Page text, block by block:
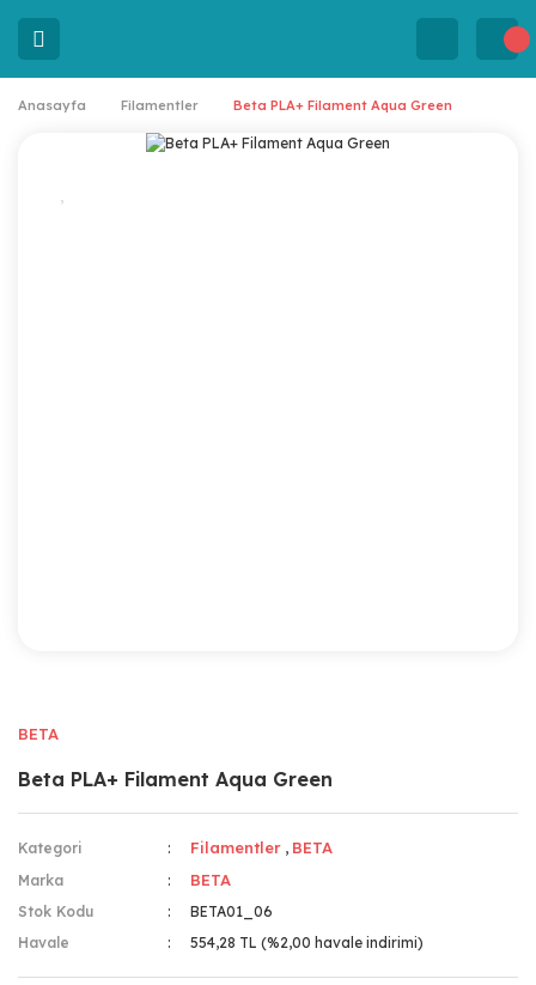
Anasayfa Filamentler Beta PLA+ Filament Aqua Green
BETA
Beta PLA+ Filament Aqua Green
Kategori Filamentler , BETA
Marka BETA
Stok Kodu
BETA01_06
Havale
554,28 TL (%2,00 havale indirimi)